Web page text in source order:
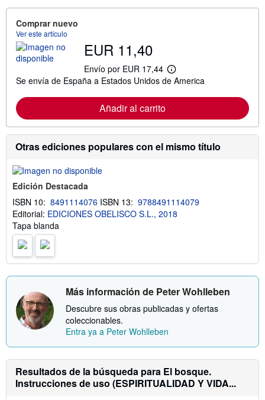
Comprar nuevo
Ver este artículo
EUR 11,40
Envío por EUR 17,44
M
á
i
o
r
m
a
o
b
a
i
f
a
e
í
Se envía de España a Estados Unidos de America
Añadir al carrito
Otras ediciones populares con el mismo título
Edición Destacada
ISBN 10: 8491114076 ISBN 13: 9788491114079
Editorial: EDICIONES OBELISCO S.L., 2018
Tapa blanda
Más información de Peter Wohlleben
Descubre sus obras publicadas y ofertas
coleccionables.
Entra ya a Peter Wohlleben
Resultados de la búsqueda para El bosque.
Instrucciones de uso (ESPIRITUALIDAD Y VIDA...